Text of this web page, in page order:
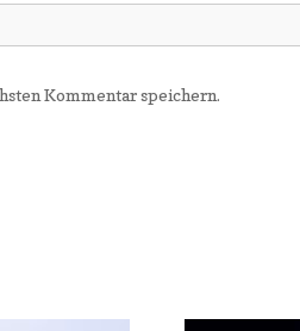
Kommentar speichern.